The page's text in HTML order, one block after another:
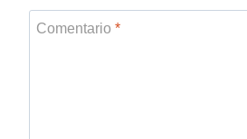
Comentario *